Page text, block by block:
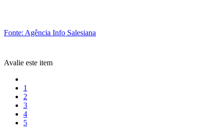
Fonte: Agência Info Salesiana
Avalie este item
1
2
3
4
5